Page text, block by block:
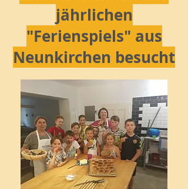
jährlichen
"Ferienspiels" aus
Neunkirchen besucht